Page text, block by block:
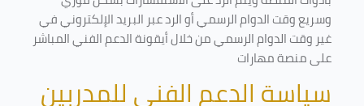
وسريع وقت الدوام الرسمي أو الرد عبر البريد الإلكتروني في
غير وقت الدوام الرسمي من خلال أيقونة الدعم الفني المباشر
على منصة مهارات
سياسة الدعم الفني للمدربين